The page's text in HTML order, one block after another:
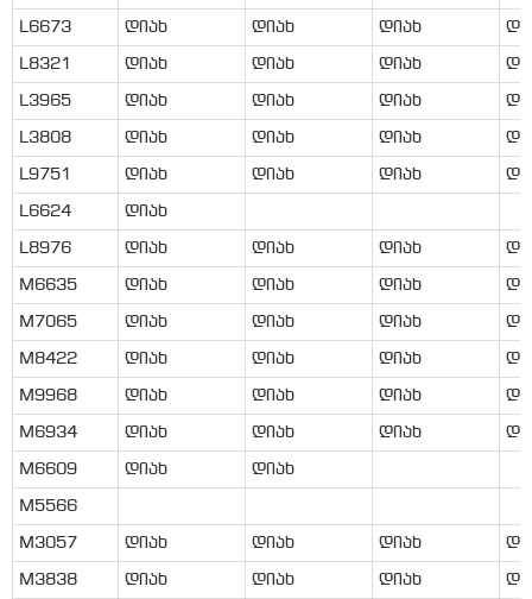
L6673 დიახ დიახ დიახ
L8321 დიახ დიახ დიახ
L3965 დიახ დიახ დიახ
L3808 დიახ დიახ დიახ
L9751 დიახ დიახ დიახ
L6624 დიახ
L8976 დიახ დიახ დიახ
M6635 დიახ დიახ დიახ
M7065 დიახ დიახ დიახ
M8422 დიახ დიახ დიახ
M9968 დიახ დიახ დიახ
M6934 დიახ დიახ დიახ
M6609 დიახ დიახ
M5566
M3057 დიახ დიახ დიახ
M3838 დიახ დიახ დიახ